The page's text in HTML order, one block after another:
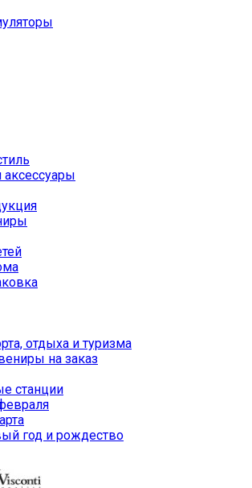
отдыха и туризма
на заказ
станции
год и рождество